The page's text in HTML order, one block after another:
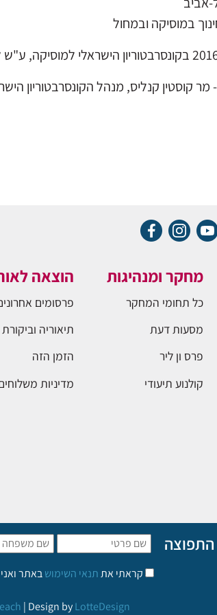
במוסיקה ובמחול
קוסטין קנליס, מנהל הקונסרבטוריון
מחקר ומנהיגות
כל תחומי המחקר
מסעות דעת
פרס ון ליר
קולנוע תיעודי
הוצאה
פרסומים
תיאוריה וביקורת
הזמן הזה
מדיניות
קראתי אתתנאי השימושבאתר
| Design byLotteDesign